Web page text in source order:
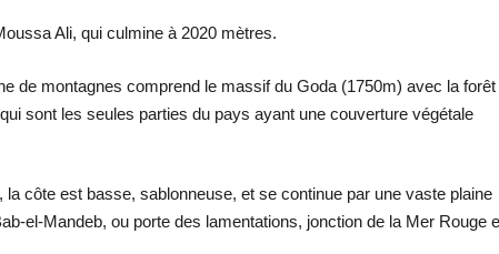
Ali, qui culmine à 2020 mètres.
de montagnes comprend le massif du Goda (1750m) avec la forêt
sont les seules parties du pays ayant une couverture végétale
côte est basse, sablonneuse, et se continue par une vaste plaine
el-Mandeb, ou porte des lamentations, jonction de la Mer Rouge